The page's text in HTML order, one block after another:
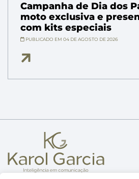
Campanha de Dia dos
moto exclusiva e
com kits especiais
PUBLICADO EM 04 DE AGOSTO DE 2026